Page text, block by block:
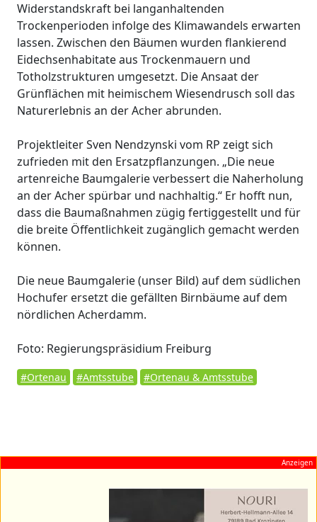
Widerstandskraft bei langanhaltenden
Trockenperioden infolge des Klimawandels erwarten
lassen. Zwischen den Bäumen wurden flankierend
Eidechsenhabitate aus Trockenmauern und
Totholzstrukturen umgesetzt. Die Ansaat der
Grünflächen mit heimischem Wiesendrusch soll das
Naturerlebnis an der Acher abrunden.
Projektleiter Sven Nendzynski vom RP zeigt sich
zufrieden mit den Ersatzpflanzungen. „Die neue
artenreiche Baumgalerie verbessert die Naherholung
an der Acher spürbar und nachhaltig.“ Er hofft nun,
dass die Baumaßnahmen zügig fertiggestellt und für
die breite Öffentlichkeit zugänglich gemacht werden
können.
Die neue Baumgalerie (unser Bild) auf dem südlichen
Hochufer ersetzt die gefällten Birnbäume auf dem
nördlichen Acherdamm.
Foto: Regierungspräsidium Freiburg
#Ortenau #Amtsstube #Ortenau & Amtsstube
Anzeigen